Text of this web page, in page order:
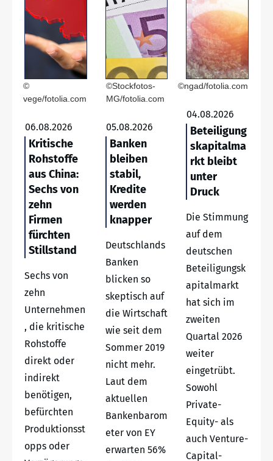
©
vege/fotolia.com
06.08.2026
Kritische
Rohstoffe
aus China:
Sechs von
zehn
Firmen
fürchten
Stillstand
Sechs von
zehn
Unternehmen
, die kritische
Rohstoffe
direkt oder
indirekt
benötigen,
befürchten
Produktionsst
opps oder
©Stockfotos-
MG/fotolia.com
05.08.2026
Banken
bleiben
stabil,
Kredite
werden
knapper
Deutschlands
Banken
blicken so
skeptisch auf
die Wirtschaft
wie seit dem
Sommer 2019
nicht mehr.
Laut dem
aktuellen
Bankenbarom
eter von EY
erwarten 56%
©ngad/fotolia.com
04.08.2026
Beteiligung
skapitalma
rkt bleibt
unter
Druck
Die Stimmung
auf dem
deutschen
Beteiligungsk
apitalmarkt
hat sich im
zweiten
Quartal 2026
weiter
eingetrübt.
Sowohl
Private-
Equity- als
auch Venture-
Capital-